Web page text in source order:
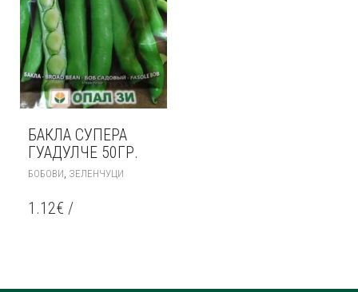
PAGE
БАКЛА СУПЕРА
ГУАДУЛЧЕ 50ГР.
БОБОВИ, ЗЕЛЕНЧУЦИ
1.12€ /